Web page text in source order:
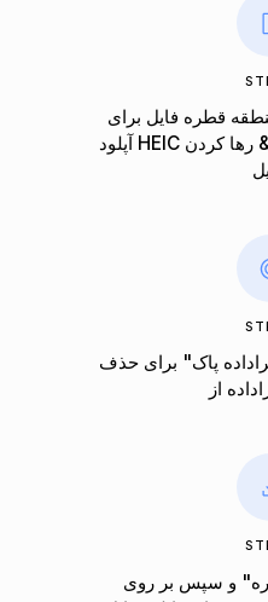
قطره فایل برای
آپلود HEIC فایل و یا کشیدن & رها کردن HEIC
پاک" برای حذف
و سپس بر روی